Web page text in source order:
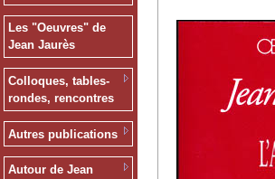
Les "Oeuvres" de
Jean Jaurès
Colloques, tables-
rondes, rencontres
Autres publications
Autour de Jean